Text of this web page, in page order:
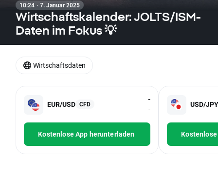
10:24 · 7. Januar 2025
Wirtschaftskalender: JOLTS/ISM-
Daten im Fokus 💡
EUR/USD CFD
-
-
Kostenlose App herunterladen
USD/JPY
Wirtschaftsdaten